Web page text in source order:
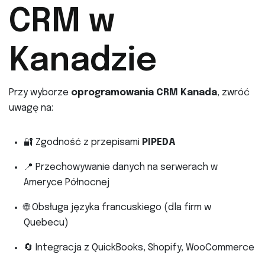
CRM w
Kanadzie
Przy wyborze oprogramowania CRM Kanada, zwróć
uwagę na:
🔐 Zgodność z przepisami PIPEDA
📍 Przechowywanie danych na serwerach w
Ameryce Północnej
🌐 Obsługa języka francuskiego (dla firm w
Quebecu)
🔄 Integracja z QuickBooks, Shopify, WooCommerce